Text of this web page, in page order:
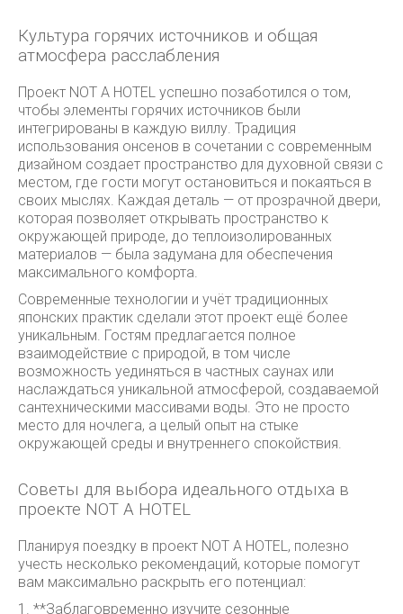
Культура горячих источников и общая
атмосфера расслабления
Проект NOT A HOTEL успешно позаботился о том,
чтобы элементы горячих источников были
интегрированы в каждую виллу. Традиция
использования онсенов в сочетании с современным
дизайном создает пространство для духовной связи с
местом, где гости могут остановиться и покаяться в
своих мыслях. Каждая деталь — от прозрачной двери,
которая позволяет открывать пространство к
окружающей природе, до теплоизолированных
материалов — была задумана для обеспечения
максимального комфорта.
Современные технологии и учёт традиционных
японских практик сделали этот проект ещё более
уникальным. Гостям предлагается полное
взаимодействие с природой, в том числе
возможность уединяться в частных саунах или
наслаждаться уникальной атмосферой, создаваемой
сантехническими массивами воды. Это не просто
место для ночлега, а целый опыт на стыке
окружающей среды и внутреннего спокойствия.
Советы для выбора идеального отдыха в
проекте NOT A HOTEL
Планируя поездку в проект NOT A HOTEL, полезно
учесть несколько рекомендаций, которые помогут
вам максимально раскрыть его потенциал:
1. **Заблаговременно изучите сезонные